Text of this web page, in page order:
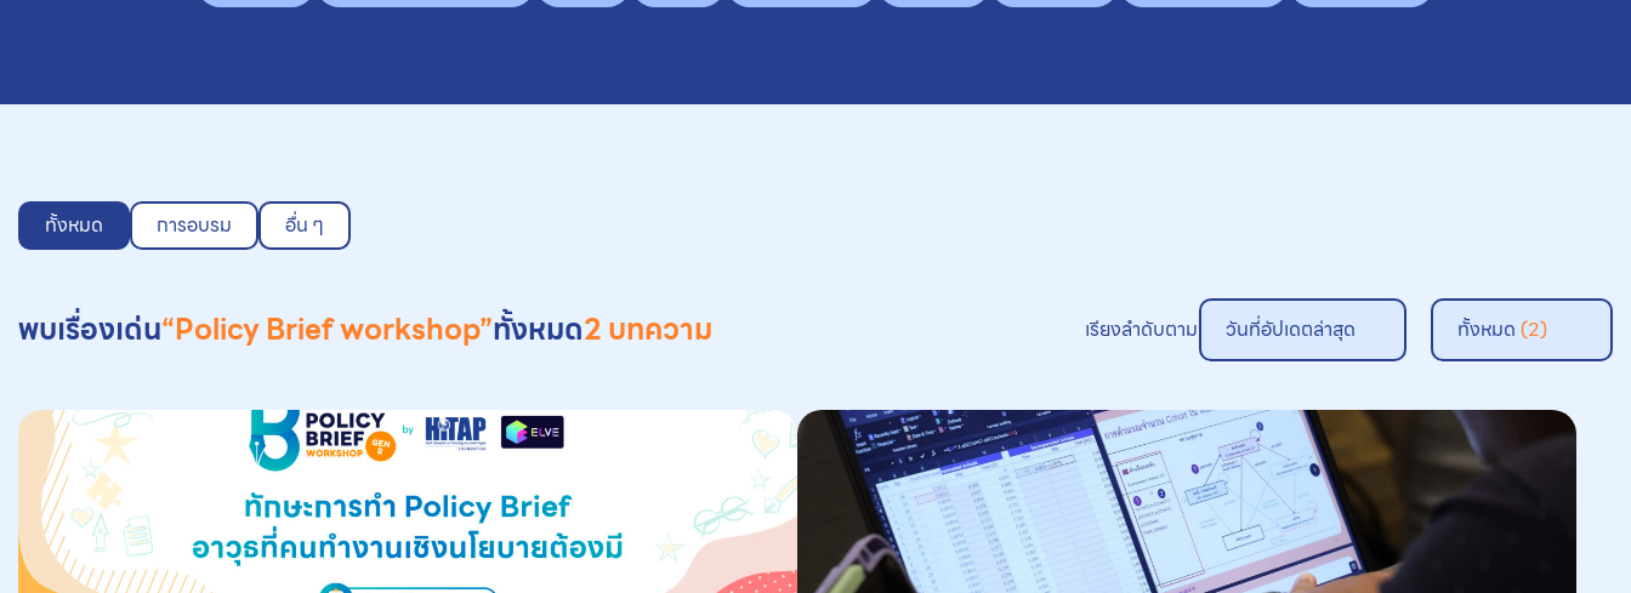
ทั้งหมด การอบรม อื่น ๆ
พบเรื่องเด่น“Policy Brief workshop”ทั้งหมด2 บทความ เรียงลำดับตาม วันที่อัปเดตล่าสุด ทั้งหมด (2)